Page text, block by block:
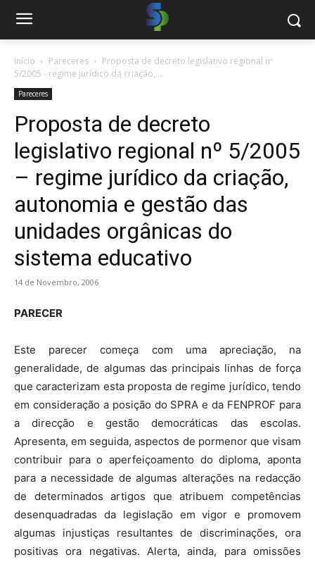
Início Pareceres
Proposta de decreto legislativo regional nº
5/2005 - regime jurídico da criação,...
Pareceres
Proposta de decreto
legislativo regional nº 5/2005
– regime jurídico da criação,
autonomia e gestão das
unidades orgânicas do
sistema educativo
14 de Novembro, 2006
PARECER
Este parecer começa com uma apreciação, na
generalidade, de algumas das principais linhas de força
que caracterizam esta proposta de regime jurídico, tendo
em consideração a posição do SPRA e da FENPROF para
a direcção e gestão democráticas das escolas.
Apresenta, em seguida, aspectos de pormenor que visam
contribuir para o aperfeiçoamento do diploma, aponta
para a necessidade de algumas alterações na redacção
de determinados artigos que atribuem competências
desenquadradas da legislação em vigor e promovem
algumas injustiças resultantes de discriminações, ora
positivas ora negativas. Alerta, ainda, para omissões